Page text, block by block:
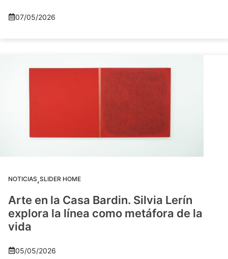
07/05/2026
NOTICIAS,SLIDER HOME
Arte en la Casa Bardin. Silvia Lerín
explora la línea como metáfora de la
vida
05/05/2026